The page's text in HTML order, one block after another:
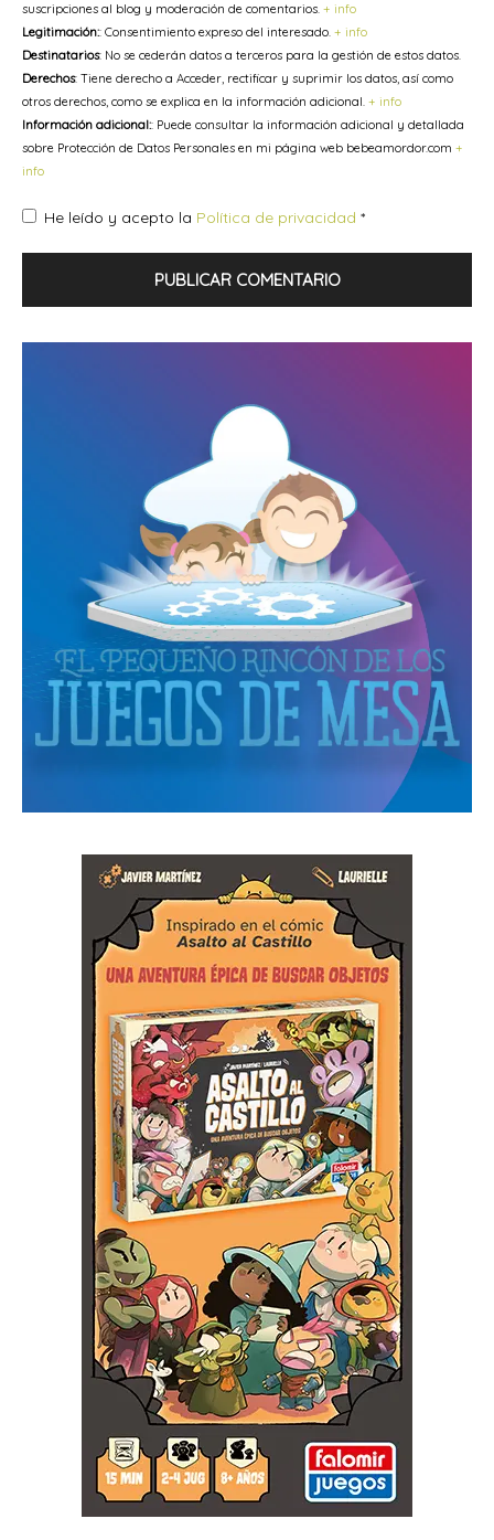
suscripciones al blog y moderación de comentarios. + info
Legitimación:: Consentimiento expreso del interesado. + info
Destinatarios: No se cederán datos a terceros para la gestión de estos datos.
Derechos: Tiene derecho a Acceder, rectificar y suprimir los datos, así como
otros derechos, como se explica en la información adicional. + info
Información adicional:: Puede consultar la información adicional y detallada
sobre Protección de Datos Personales en mi página web bebeamordor.com +
info
He leído y acepto la Política de privacidad *